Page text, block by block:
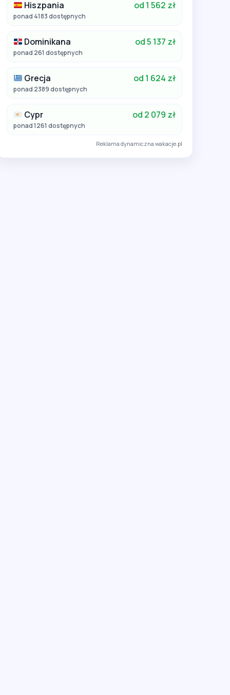
Hiszpania od 1 562 zł
ponad 4183 dostępnych
Dominikana od 5 137 zł
ponad 261 dostępnych
Grecja od 1 624 zł
ponad 2389 dostępnych
Cypr od 2 079 zł
ponad 1261 dostępnych
Reklama dynamiczna wakacje.pl